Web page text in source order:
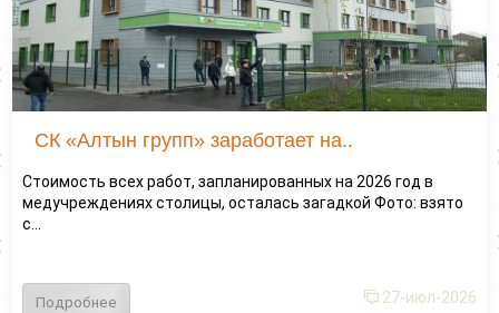
СК «Алтын групп» заработает на..
Стоимость всех работ, запланированных на 2026 год в
медучреждениях столицы, осталась загадкой Фото: взято
с...
Подробнее 27-июл-2026